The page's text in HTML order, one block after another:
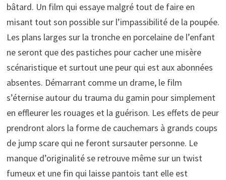
bâtard. Un film qui essaye malgré tout de faire en
misant tout son possible sur l’impassibilité de la poupée.
Les plans larges sur la tronche en porcelaine de l’enfant
ne seront que des pastiches pour cacher une misère
scénaristique et surtout une peur qui est aux abonnées
absentes. Démarrant comme un drame, le film
s’éternise autour du trauma du gamin pour simplement
en effleurer les rouages et la guérison. Les effets de peur
prendront alors la forme de cauchemars à grands coups
de jump scare qui ne feront sursauter personne. Le
manque d’originalité se retrouve même sur un twist
fumeux et une fin qui laisse pantois tant elle est